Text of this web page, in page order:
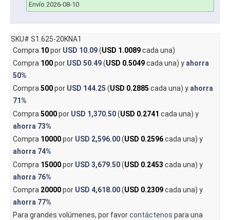
Envío 2026-08-10
SKU# S1.625-20KNA1
Compra 10por USD 10.09(USD 1.0089cada una)
Compra 100por USD 50.49(USD 0.5049cada una) y ahorra
50%
Compra500por USD 144.25 (USD 0.2885 cada una) y ahorra
71%
Compra 5000por USD 1,370.50(USD 0.2741 cada una) y
ahorra 73%
Compra 10000por USD 2,596.00(USD 0.2596cada una) y
ahorra 74%
Compra 15000por USD 3,679.50(USD 0.2453 cada una) y
ahorra 76%
Compra 20000por USD 4,618.00(USD 0.2309cada una) y
ahorra 77%
Para grandes volúmenes, por favorcontáctenos para una